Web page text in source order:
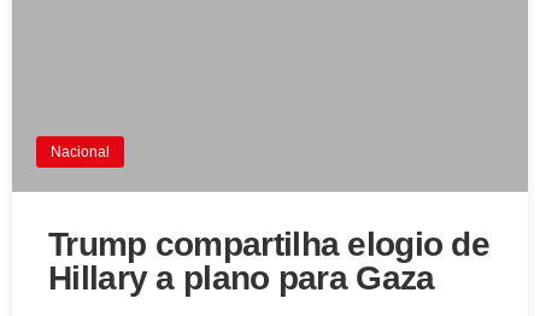
Nacional
Trump compartilha elogio de
Hillary a plano para Gaza